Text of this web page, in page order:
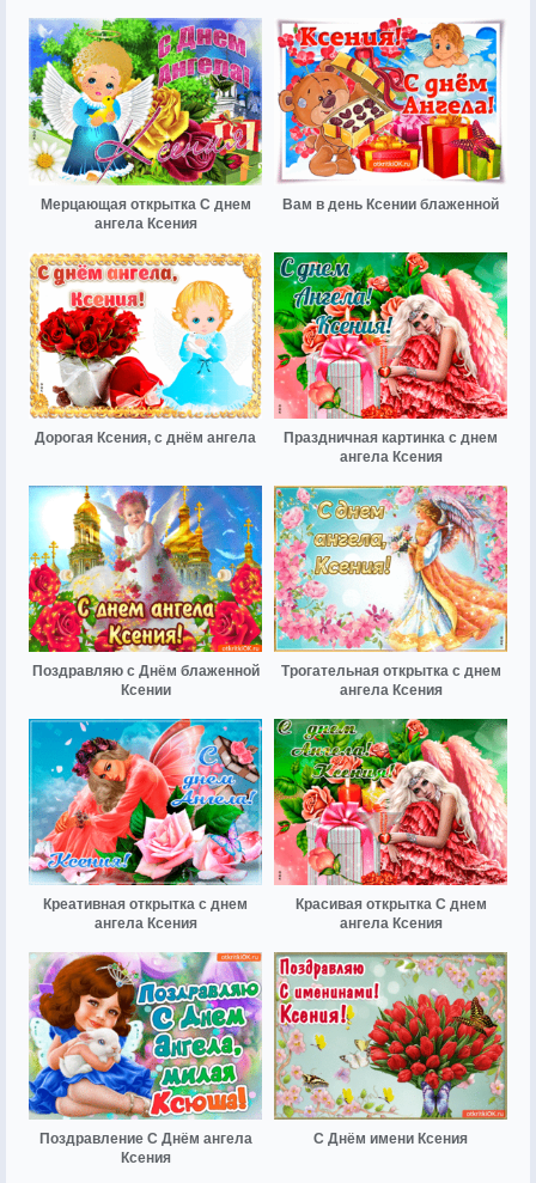
Мерцающая открытка С днем
ангела Ксения
Вам в день Ксении блаженной
Дорогая Ксения, с днём ангела
Праздничная картинка с днем
ангела Ксения
Поздравляю с Днём блаженной
Ксении
Трогательная открытка с днем
ангела Ксения
Креативная открытка с днем
ангела Ксения
Красивая открытка С днем
ангела Ксения
Поздравление С Днём ангела
Ксения
С Днём имени Ксения